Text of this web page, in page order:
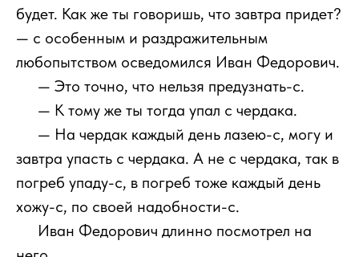
будет. Как же ты говоришь, что завтра придет?
— с особенным и раздражительным
любопытством осведомился Иван Федорович.
— Это точно, что нельзя предузнать-с.
— К тому же ты тогда упал с чердака.
— На чердак каждый день лазею-с, могу и
завтра упасть с чердака. А не с чердака, так в
погреб упаду-с, в погреб тоже каждый день
хожу-с, по своей надобности-с.
Иван Федорович длинно посмотрел на